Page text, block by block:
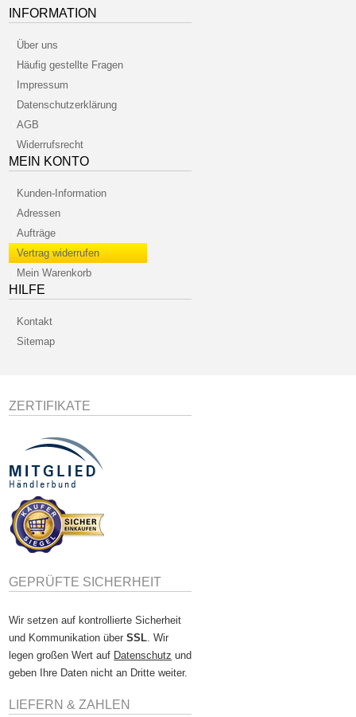
INFORMATION
Über uns
Häufig gestellte Fragen
Impressum
Datenschutzerklärung
AGB
Widerrufsrecht
MEIN KONTO
Kunden-Information
Adressen
Aufträge
Vertrag widerrufen
Mein Warenkorb
HILFE
Kontakt
Sitemap
ZERTIFIKATE
GEPRÜFTE SICHERHEIT
Wir setzen auf kontrollierte Sicherheit
und Kommunikation überSSL. Wir
legen großen Wert auf Datenschutz und
geben Ihre Daten nicht an Dritte weiter.
LIEFERN & ZAHLEN